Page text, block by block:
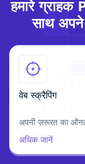
हमारे ग्राहक
साथ अपने
वेब स्क्रैपिंग
अपनी ज़रूरत का
अधिक जानें